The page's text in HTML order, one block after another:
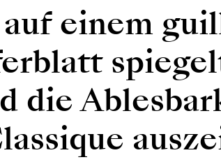
einem
die